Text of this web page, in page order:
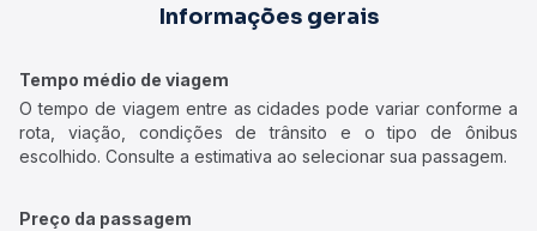
Informações gerais
Tempo médio de viagem
O tempo de viagem entre as cidades pode variar conforme a
rota, viação, condições de trânsito e o tipo de ônibus
escolhido. Consulte a estimativa ao selecionar sua passagem.
Preço da passagem